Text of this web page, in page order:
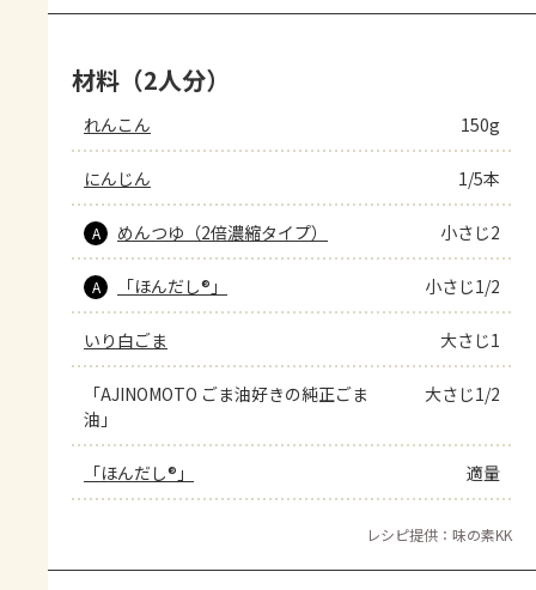
材料（2人分）
れんこん 150g
にんじん 1/5本
A めんつゆ（2倍濃縮タイプ） 小さじ2
A 「ほんだし®」 小さじ1/2
いり白ごま 大さじ1
「AJINOMOTO ごま油好きの純正ごま
油」
大さじ1/2
「ほんだし®」 適量
レシピ提供：味の素KK